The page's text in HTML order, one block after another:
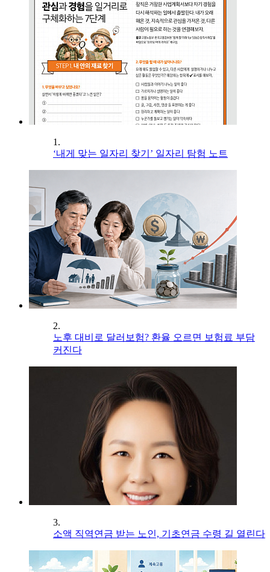
1.
‘내게 맞는 일자리 찾기’ 일자리 탐험 노트
2.
노후 대비로 달러보험? 환율 오르면 보험료 부담
커진다
3.
소액 직역연금 받는 노인, 기초연금 수령 길 열린다